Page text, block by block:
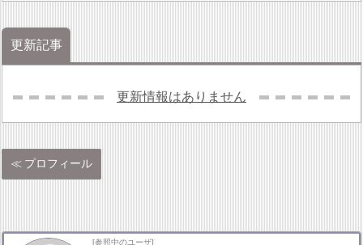
更新記事
更新情報はありません
プロフィール
[参照中のユーザ]